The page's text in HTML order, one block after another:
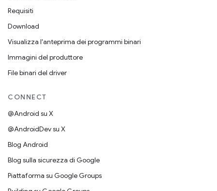
Requisiti
Download
Visualizza l'anteprima dei programmi binari
Immagini del produttore
File binari del driver
CONNECT
@Android su X
@AndroidDev su X
Blog Android
Blog sulla sicurezza di Google
Piattaforma su Google Groups